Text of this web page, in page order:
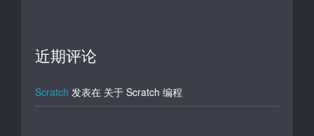
近期评论
Scratch 发表在 关于 Scratch 编程